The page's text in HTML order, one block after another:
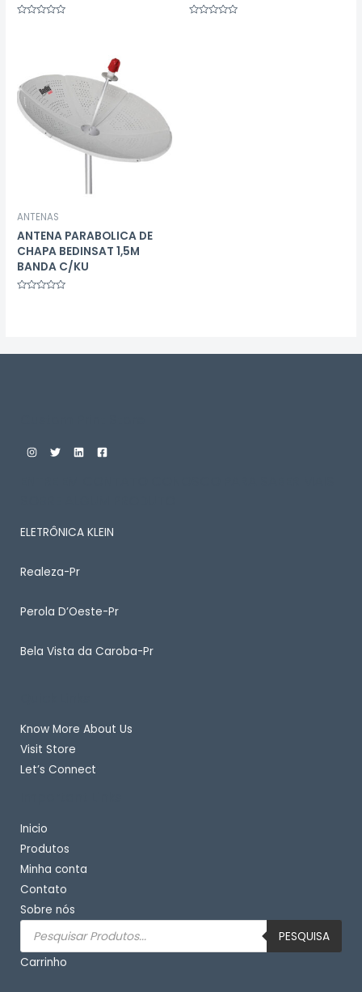
ANTENAS
ANTENA PARABOLICA DE
CHAPA BEDINSAT 1,5M
BANDA C/KU
ELETRÔNICA KLEIN
Realeza-Pr
Perola D’Oeste-Pr
Bela Vista da Caroba-Pr
Know More About Us
Visit Store
Let’s Connect
Inicio
Produtos
Minha conta
Contato
Sobre nós
Pesquisar
produtos
PESQUISA
Carrinho